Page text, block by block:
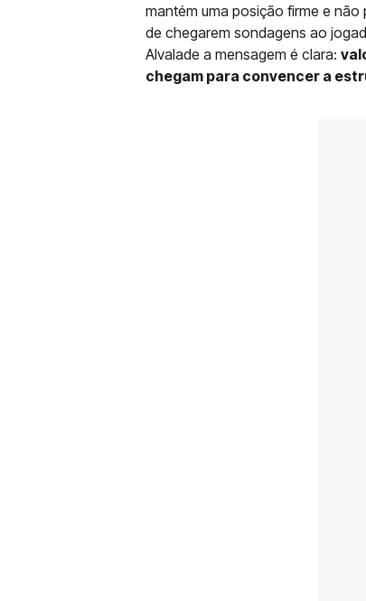
mantém uma posição firme e
de chegarem sondagens ao
Alvalade a mensagem é clara:
chegam para convencer a